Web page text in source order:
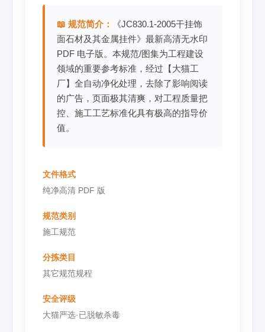
📖 规范简介：
《JC830.1-2005干挂饰
面石材及其金属挂件》最新高清无水印
PDF 电子版。本规范/图集为工程建设
领域的重要参考标准，经过【大猫工
厂】全自动净化处理，去除了影响阅读
的广告，页面极其清爽，对工程质量把
控、施工工艺标准化具有极高的指导价
值。
文件格式
纯净高清 PDF 版
规范类别
施工规范
分拣类目
其它规范规程
安全评级
大猫严选·已脱敏杀毒